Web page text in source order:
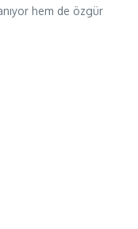
hem de özgür